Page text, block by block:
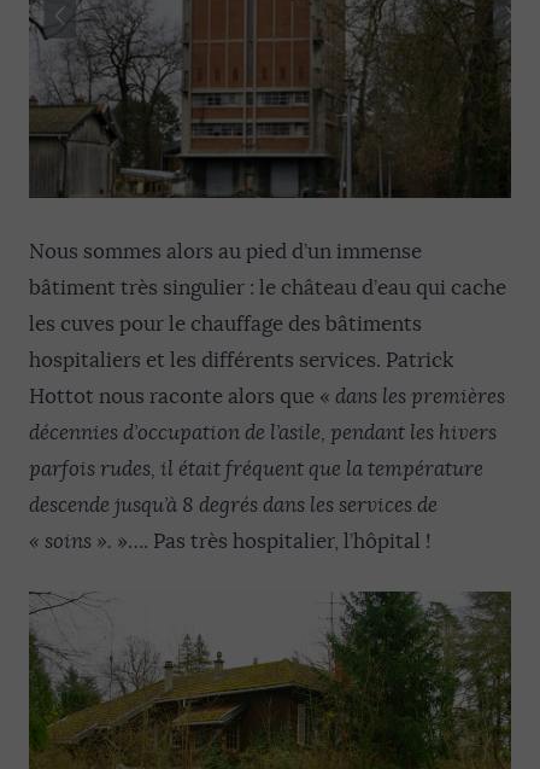
Nous sommes alors au pied d’un immense
bâtiment très singulier : le château d’eau qui cache
les cuves pour le chauffage des bâtiments
hospitaliers et les différents services. Patrick
Hottot nous raconte alors que « dans les premières
décennies d’occupation de l’asile, pendant les hivers
parfois rudes, il était fréquent que la température
descende jusqu’à 8 degrés dans les services de
« soins ». »…. Pas très hospitalier, l’hôpital !